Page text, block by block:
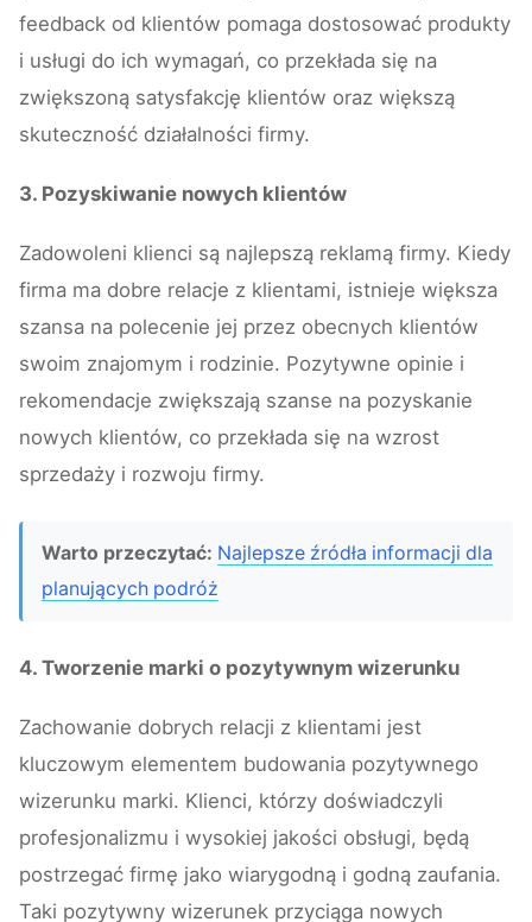
feedback od klientów pomaga dostosować produkty
i usługi do ich wymagań, co przekłada się na
zwiększoną satysfakcję klientów oraz większą
skuteczność działalności firmy.
3. Pozyskiwanie nowych klientów
Zadowoleni klienci są najlepszą reklamą firmy. Kiedy
firma ma dobre relacje z klientami, istnieje większa
szansa na polecenie jej przez obecnych klientów
swoim znajomym i rodzinie. Pozytywne opinie i
rekomendacje zwiększają szanse na pozyskanie
nowych klientów, co przekłada się na wzrost
sprzedaży i rozwoju firmy.
Warto przeczytać: Najlepsze źródła informacji dla
planujących podróż
4. Tworzenie marki o pozytywnym wizerunku
Zachowanie dobrych relacji z klientami jest
kluczowym elementem budowania pozytywnego
wizerunku marki. Klienci, którzy doświadczyli
profesjonalizmu i wysokiej jakości obsługi, będą
postrzegać firmę jako wiarygodną i godną zaufania.
Taki pozytywny wizerunek przyciąga nowych